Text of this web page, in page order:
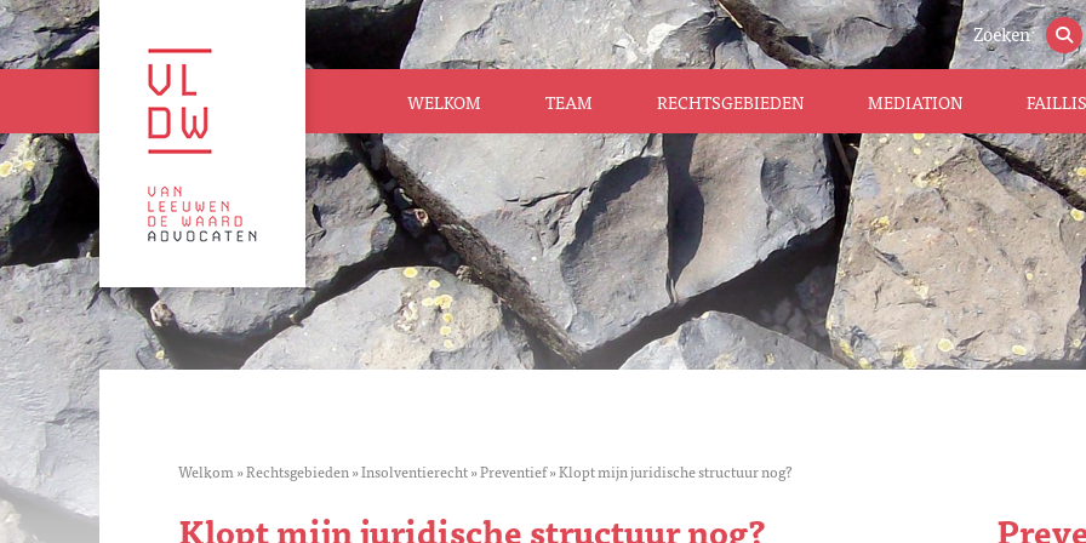
Zoeken
WELKOM TEAM RECHTSGEBIEDEN MEDIATION
Welkom»Rechtsgebieden»Insolventierecht»Preventief»Klopt mijn juridische structuur nog?
Klopt mijn juridische structuur nog?